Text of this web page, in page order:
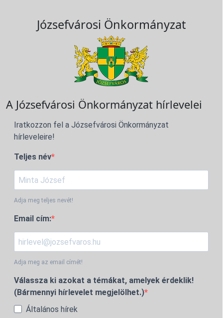
Józsefvárosi Önkormányzat
A Józsefvárosi Önkormányzat hírlevelei
Iratkozzon fel a Józsefvárosi Önkormányzat
hírleveleire!
Teljes név
Adja meg teljes nevét!
Email cím:
Adja meg az email címét!
Válassza ki azokat a témákat, amelyek érdeklik!
(Bármennyi hírlevelet megjelölhet.)
Általános hírek